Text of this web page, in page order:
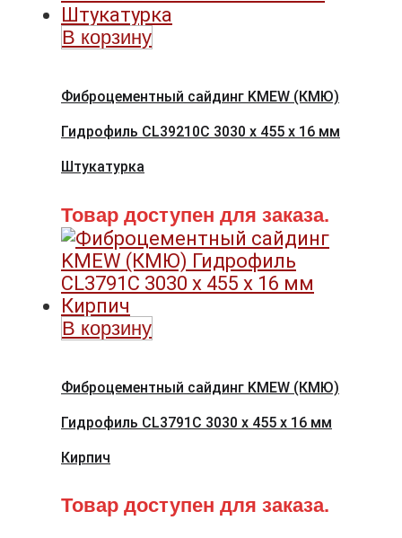
В корзину
Фиброцементный сайдинг KMEW (КМЮ)
Гидрофиль CL39210C 3030 x 455 x 16 мм
Штукатурка
Товар доступен для заказа.
В корзину
Фиброцементный сайдинг KMEW (КМЮ)
Гидрофиль CL3791C 3030 x 455 x 16 мм
Кирпич
Товар доступен для заказа.